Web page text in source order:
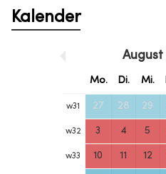
Kalender
August
Mo. Di. Mi.
w31 27 28 29
w32 3 4 5
w33 10 11 12